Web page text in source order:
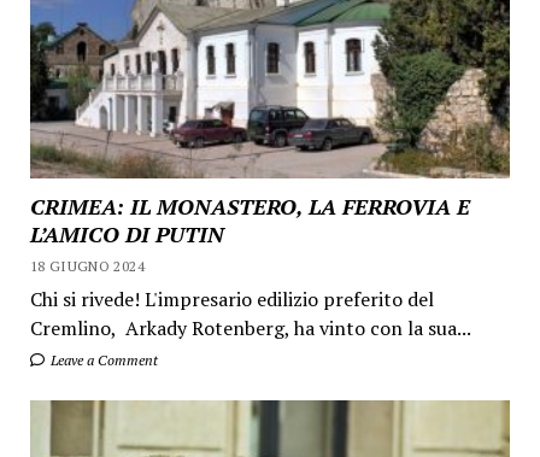
CRIMEA: IL MONASTERO, LA FERROVIA E
L’AMICO DI PUTIN
18 GIUGNO 2024
Chi si rivede! L'impresario edilizio preferito del
Cremlino, Arkady Rotenberg, ha vinto con la sua...
Leave a Comment